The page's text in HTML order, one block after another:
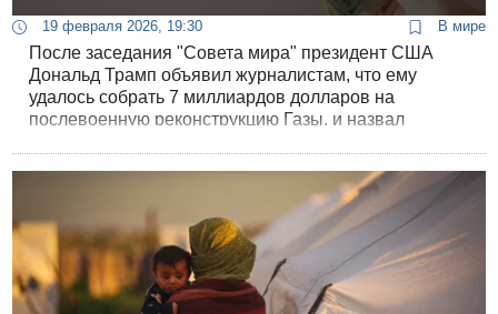
19 февраля 2026, 19:30 В мире
После заседания "Совета мира" президент США
Дональд Трамп объявил журналистам, что ему
удалось собрать 7 миллиардов долларов на
послевоенную реконструкцию Газы, и назвал
международных стабилизационных силах.